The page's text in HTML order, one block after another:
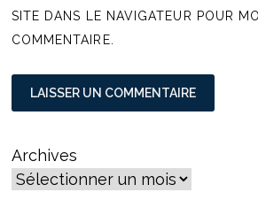
SITE DANS LE NAVIGATEUR POUR
COMMENTAIRE.
Archives